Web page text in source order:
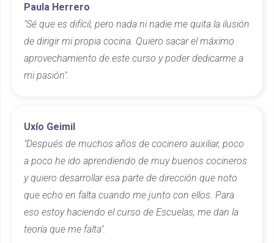
Paula Herrero
"Sé que es difícil, pero nada ni nadie me quita la ilusión
de dirigir mi propia cocina. Quiero sacar el máximo
aprovechamiento de este curso y poder dedicarme a
mi pasión".
Uxío Geimil
"Después de muchos años de cocinero auxiliar, poco
a poco he ido aprendiendo de muy buenos cocineros
y quiero desarrollar esa parte de dirección que noto
que echo en falta cuando me junto con ellos. Para
eso estoy haciendo el curso de Escuelas, me dan la
teoría que me falta".